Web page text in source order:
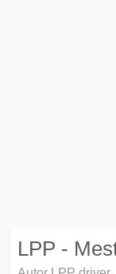
LPP -